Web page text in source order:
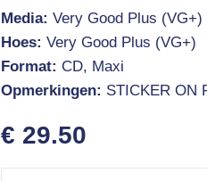
Media: Very Good Plus (VG+)
Hoes: Very Good Plus (VG+)
Format: CD, Maxi
Opmerkingen: STICKER ON
€ 29.50